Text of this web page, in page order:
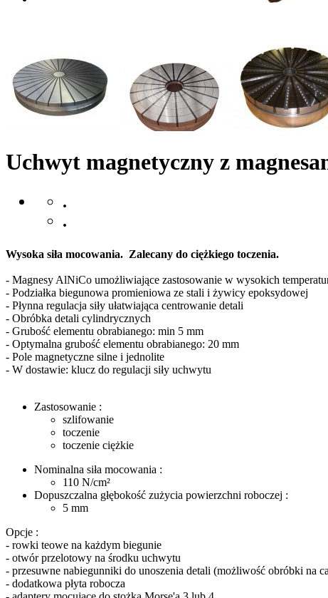
Uchwyt magnetyczny z
.
.
Wysoka siła mocowania. Zalecany do ciężkiego toczenia.
- Magnesy AlNiCo umożliwiające zastosowanie w wysokich
- Podziałka biegunowa promieniowa ze stali i żywicy epoksydowej
- Płynna regulacja siły ułatwiająca centrowanie detali
- Obróbka detali cylindrycznych
- Grubość elementu obrabianego: min 5 mm
- Optymalna grubość elementu obrabianego: 20 mm
- Pole magnetyczne silne i jednolite
- W dostawie: klucz do regulacji siły uchwytu
Zastosowanie :
szlifowanie
toczenie
toczenie ciężkie
Nominalna siła mocowania :
110 N/cm²
Dopuszczalna głębokość zużycia powierzchni roboczej :
5 mm
Opcje :
- rowki teowe na każdym biegunie
- otwór przelotowy na środku uchwytu
- przesuwne nabiegunniki do unoszenia detali (możliwość obróbki na
- dodatkowa płyta robocza